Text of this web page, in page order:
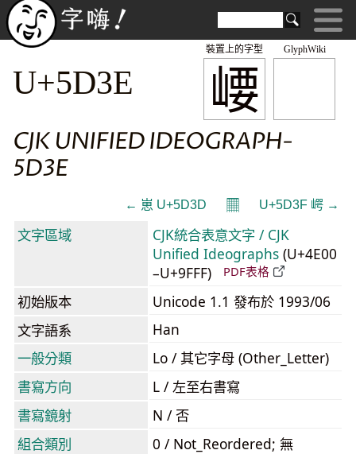
GlyphWiki
崾
裝置上的字型
U+5D3E
CJK UNIFIED IDEOGRAPH-
5D3E
← 崽 U+5D3D 𝄜 U+5D3F 崿 →
文字區域
CJK統合表意文字 / CJK
Unified Ideographs (U+4E00
–U+9FFF)
PDF表格
初始版本
Unicode 1.1 發布於 1993/06
文字語系
Han
一般分類
Lo / 其它字母 (Other_Letter)
書寫方向
L / 左至右書寫
書寫鏡射
N / 否
組合類別
0 / Not_Reordered; 無